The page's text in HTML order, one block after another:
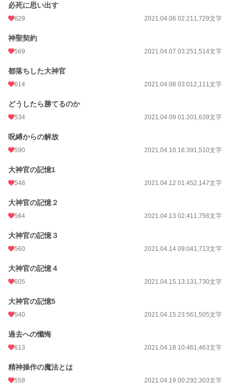
必死に思い出す
629 2021.04.06 02:211,729文字
神聖契約
569 2021.04.07 03:251,514文字
都落ちした大神官
614 2021.04.08 03:012,111文字
どうしたら勝てるのか
534 2021.04.09 01:201,639文字
呪縛からの解放
590 2021.04.10 16:391,510文字
大神官の記憶1
548 2021.04.12 01:452,147文字
大神官の記憶２
564 2021.04.13 02:411,756文字
大神官の記憶３
560 2021.04.14 09:041,713文字
大神官の記憶４
605 2021.04.15 13:131,730文字
大神官の記憶5
540 2021.04.15 23:561,505文字
過去への懺悔
613 2021.04.18 10:461,463文字
精神操作の魔法とは
558 2021.04.19 00:292,303文字